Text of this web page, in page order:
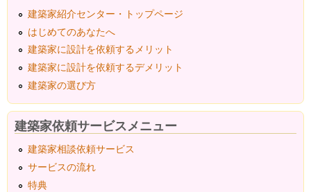
建築家紹介センター・トップページ
はじめてのあなたへ
建築家に設計を依頼するメリット
建築家に設計を依頼するデメリット
建築家の選び方
建築家依頼サービスメニュー
建築家相談依頼サービス
サービスの流れ
特典